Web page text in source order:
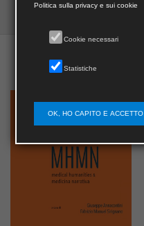
Politica sulla privacy e sui cookie
Cookie necessari
Statistiche
OK, HO CAPITO E ACCETTO